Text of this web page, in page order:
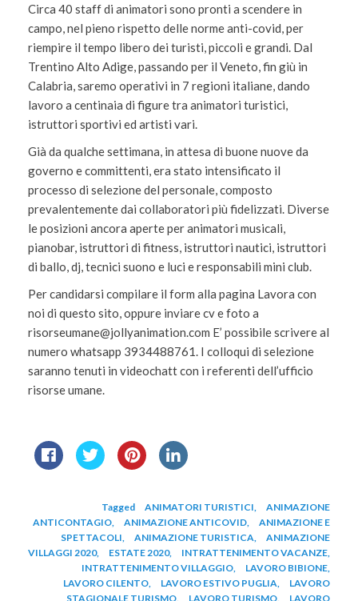
Circa 40 staff di animatori sono pronti a scendere in
campo, nel pieno rispetto delle norme anti-covid, per
riempire il tempo libero dei turisti, piccoli e grandi. Dal
Trentino Alto Adige, passando per il Veneto, fin giù in
Calabria, saremo operativi in 7 regioni italiane, dando
lavoro a centinaia di figure tra animatori turistici,
istruttori sportivi ed artisti vari.
Già da qualche settimana, in attesa di buone nuove da
governo e committenti, era stato intensificato il
processo di selezione del personale, composto
prevalentemente dai collaboratori più fidelizzati. Diverse
le posizioni ancora aperte per animatori musicali,
pianobar, istruttori di fitness, istruttori nautici, istruttori
di ballo, dj, tecnici suono e luci e responsabili mini club.
Per candidarsi compilare il form alla pagina Lavora con
noi di questo sito, oppure inviare cv e foto a
risorseumane@jollyanimation.com E’ possibile scrivere al
numero whatsapp 3934488761. I colloqui di selezione
saranno tenuti in videochatt con i referenti dell’ufficio
risorse umane.
Tagged ANIMATORI TURISTICI
ANIMAZIONE
ANTICONTAGIO
ANIMAZIONE ANTICOVID
ANIMAZIONE E
SPETTACOLI
ANIMAZIONE TURISTICA
ANIMAZIONE
VILLAGGI 2020, ESTATE 2020, INTRATTENIMENTO VACANZE
INTRATTENIMENTO VILLAGGIO
LAVORO BIBIONE
LAVORO CILENTO
LAVORO ESTIVO PUGLIA
LAVORO
STAGIONALE TURISMO
LAVORO TURISMO
LAVORO